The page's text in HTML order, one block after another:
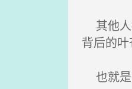
其他人
背后的
也就是